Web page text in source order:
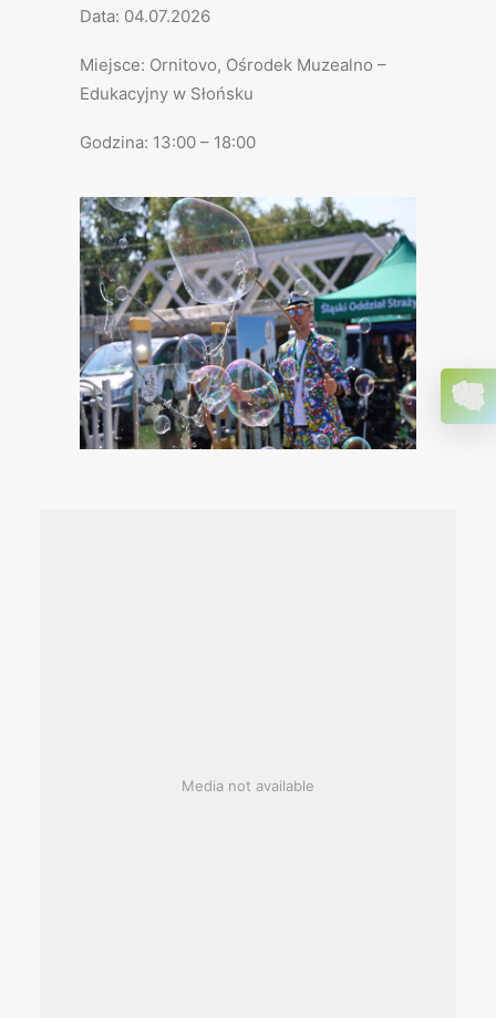
Data: 04.07.2026
Miejsce: Ornitovo, Ośrodek Muzealno –
Edukacyjny w Słońsku
Godzina: 13:00 – 18:00
Media not available